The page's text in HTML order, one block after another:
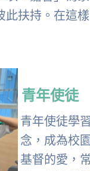
扶持。在這
青年使徒
青年使徒學
念，成為校
基督的愛，